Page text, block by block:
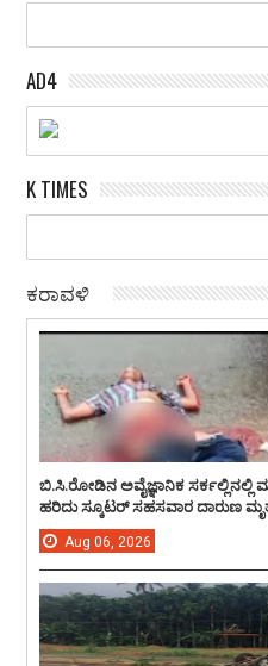
AD4
K TIMES
ಕರಾವಳಿ
ಬಿ.ಸಿ.ರೋಡಿನ ಅವೈಜ್ಞಾನಿಕ ಸರ್ಕಲ್ಲಿನಲ್ಲಿ
ಹರಿದು ಸ್ಕೂಟರ್ ಸಹಸವಾರ ದಾರುಣ
Aug 06, 2026